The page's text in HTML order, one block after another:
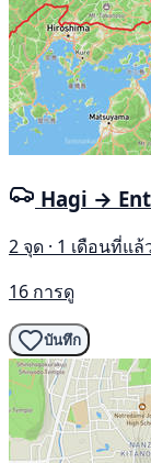
Hagi →
2 จุด · 1 เดือนที่แล้
16 การดู
บันทึก